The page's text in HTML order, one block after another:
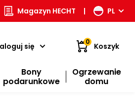
Magazyn HECHT | PL
się 0 Koszyk
Bony
podarunkowe
Ogrzewanie
domu